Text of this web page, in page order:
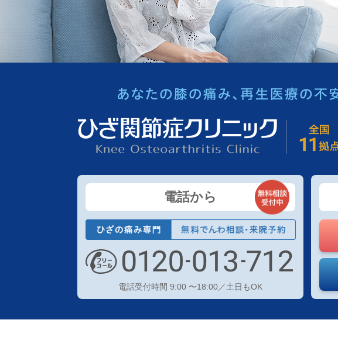
電話から
電話受付時間 9:00 〜18:00／土日もOK